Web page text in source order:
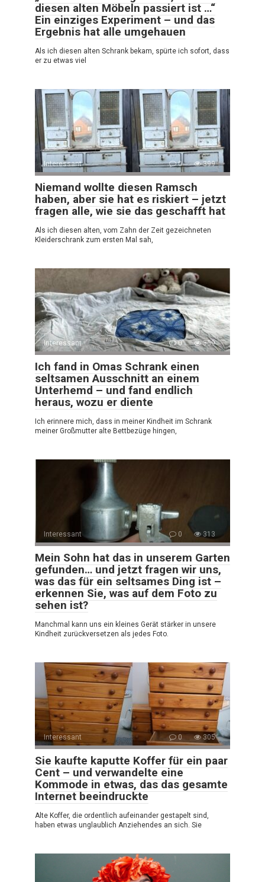
diesen alten Möbeln passiert ist …“
Ein einziges Experiment – und das
Ergebnis hat alle umgehauen
Als ich diesen alten Schrank bekam, spürte ich sofort, dass
er zu etwas viel
Interessant 0 399
Niemand wollte diesen Ramsch
haben, aber sie hat es riskiert – jetzt
fragen alle, wie sie das geschafft hat
Als ich diesen alten, vom Zahn der Zeit gezeichneten
Kleiderschrank zum ersten Mal sah,
Interessant 0 359
Ich fand in Omas Schrank einen
seltsamen Ausschnitt an einem
Unterhemd – und fand endlich
heraus, wozu er diente
Ich erinnere mich, dass in meiner Kindheit im Schrank
meiner Großmutter alte Bettbezüge hingen,
Interessant 0 313
Mein Sohn hat das in unserem Garten
gefunden… und jetzt fragen wir uns,
was das für ein seltsames Ding ist –
erkennen Sie, was auf dem Foto zu
sehen ist?
Manchmal kann uns ein kleines Gerät stärker in unsere
Kindheit zurückversetzen als jedes Foto.
Interessant 0 305
Sie kaufte kaputte Koffer für ein paar
Cent – und verwandelte eine
Kommode in etwas, das das gesamte
Internet beeindruckte
Alte Koffer, die ordentlich aufeinander gestapelt sind,
haben etwas unglaublich Anziehendes an sich. Sie